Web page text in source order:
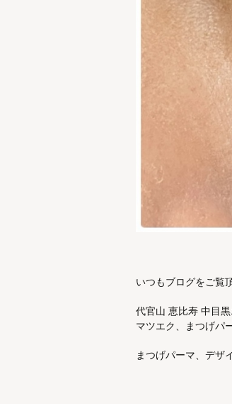
いつもブログをご覧
代官山 恵比寿 中目
マツエク、まつげパ
まつげパーマ、デザ